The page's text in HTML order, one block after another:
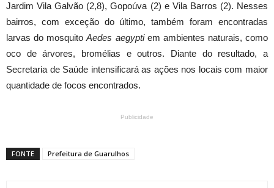
Jardim Vila Galvão (2,8), Gopoúva (2) e Vila Barros (2). Nesses
bairros, com exceção do último, também foram encontradas
larvas do mosquitoAedes aegyptiem ambientes naturais, como
oco de árvores, bromélias e outros. Diante do resultado, a
Secretaria de Saúde intensificará as ações nos locais com maior
quantidade de focos encontrados.
Publicidade
FONTE Prefeitura de Guarulhos